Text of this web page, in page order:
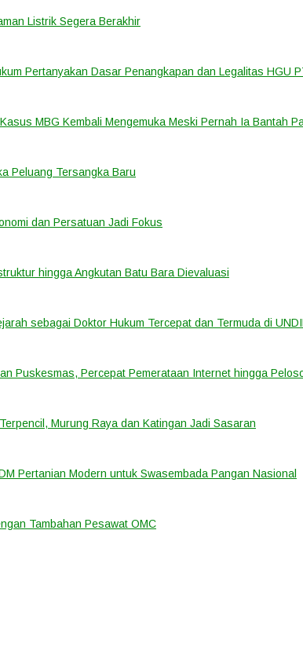
Listrik Segera Berakhir
Pertanyakan Dasar Penangkapan dan Legalitas HGU
MBG Kembali Mengemuka Meski Pernah Ia Bantah
Peluang Tersangka Baru
dan Persatuan Jadi Fokus
hingga Angkutan Batu Bara Dievaluasi
sebagai Doktor Hukum Tercepat dan Termuda di
Puskesmas, Percepat Pemerataan Internet hingga
Murung Raya dan Katingan Jadi Sasaran
Pertanian Modern untuk Swasembada Pangan Nasional
Tambahan Pesawat OMC